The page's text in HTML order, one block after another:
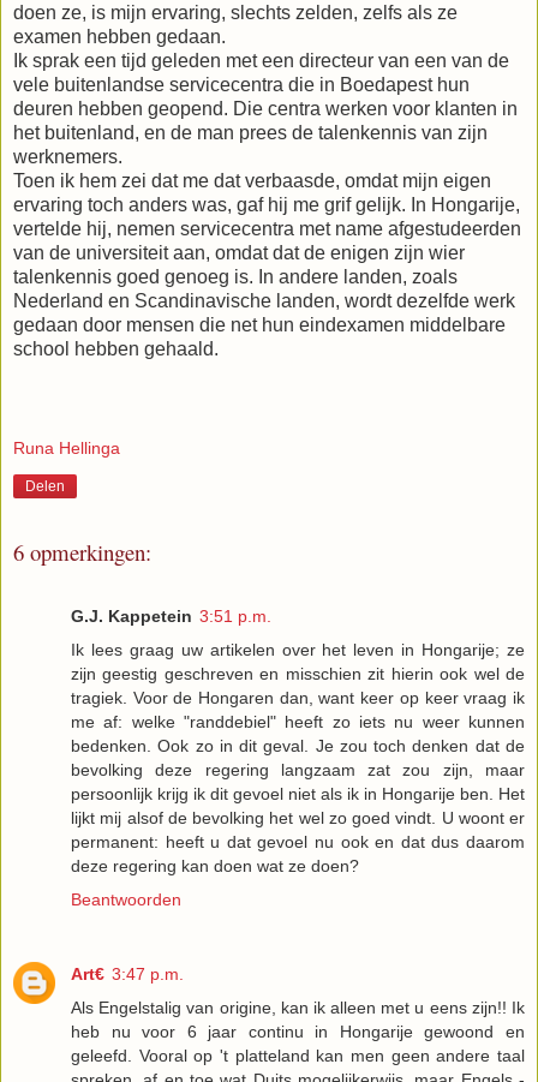
doen ze, is mijn ervaring, slechts zelden, zelfs als ze
examen hebben gedaan.
Ik sprak een tijd geleden met een directeur van een van de
vele buitenlandse servicecentra die in Boedapest hun
deuren hebben geopend. Die centra werken voor klanten in
het buitenland, en de man prees de talenkennis van zijn
werknemers.
Toen ik hem zei dat me dat verbaasde, omdat mijn eigen
ervaring toch anders was, gaf hij me grif gelijk. In Hongarije,
vertelde hij, nemen servicecentra met name afgestudeerden
van de universiteit aan, omdat dat de enigen zijn wier
talenkennis goed genoeg is. In andere landen, zoals
Nederland en Scandinavische landen, wordt dezelfde werk
gedaan door mensen die net hun eindexamen middelbare
school hebben gehaald.
Runa Hellinga
Delen
6 opmerkingen:
G.J. Kappetein 3:51 p.m.
Ik lees graag uw artikelen over het leven in Hongarije; ze
zijn geestig geschreven en misschien zit hierin ook wel de
tragiek. Voor de Hongaren dan, want keer op keer vraag ik
me af: welke "randdebiel" heeft zo iets nu weer kunnen
bedenken. Ook zo in dit geval. Je zou toch denken dat de
bevolking deze regering langzaam zat zou zijn, maar
persoonlijk krijg ik dit gevoel niet als ik in Hongarije ben. Het
lijkt mij alsof de bevolking het wel zo goed vindt. U woont er
permanent: heeft u dat gevoel nu ook en dat dus daarom
deze regering kan doen wat ze doen?
Beantwoorden
Art€ 3:47 p.m.
Als Engelstalig van origine, kan ik alleen met u eens zijn!! Ik
heb nu voor 6 jaar continu in Hongarije gewoond en
geleefd. Vooral op 't platteland kan men geen andere taal